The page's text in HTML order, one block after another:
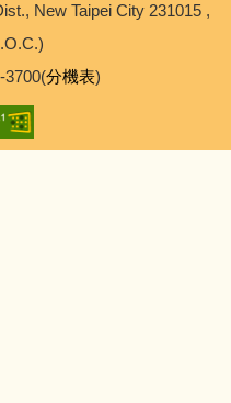
New Taipei City 231015 ,
3700(分機表)